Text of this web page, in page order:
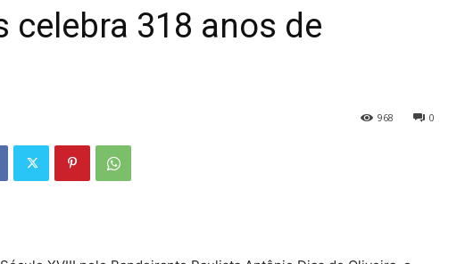
celebra 318 anos de
0
968